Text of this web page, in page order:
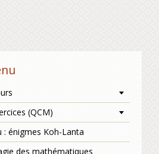
(QCM)
: énigmes Koh-Lanta
des mathématiques